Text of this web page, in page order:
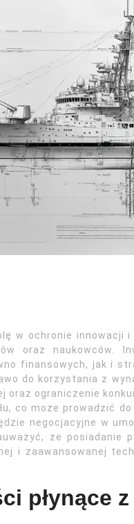
w ochronie innowacji
oraz naukowców.
finansowych, jak i
do korzystania z
oraz ograniczenie
co może prowadzić
negocjacyjne w
że posiadanie
i zaawansowanej
płynące